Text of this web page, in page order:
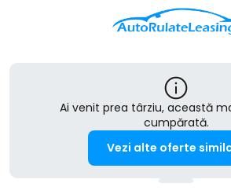
Ai venit prea târziu, această
cumpărată.
Vezi alte oferte